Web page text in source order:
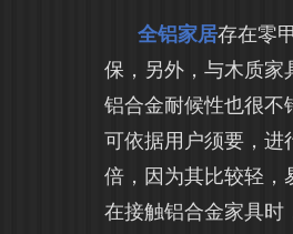
全铝家居存在零
保，另外，与木质家
铝合金耐候性也很不
可依据用户须要，进
倍，因为其比较轻，
在接触铝合金家具时